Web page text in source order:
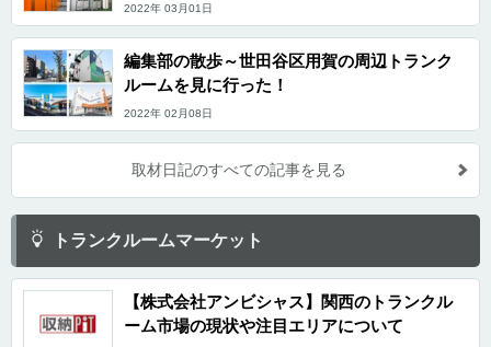
2022年 03月01日
編集部の散歩～世田谷区用賀の周辺トランク
ルームを見に行った！
2022年 02月08日
取材日記のすべての記事を見る
トランクルームマーケット
【株式会社アンビシャス】関西のトランクル
ーム市場の現状や注目エリアについて